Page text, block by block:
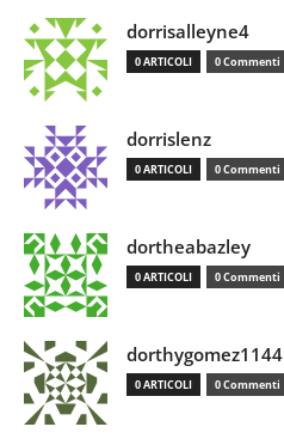
dorrisalleyne4
0 ARTICOLI 0 Commenti
dorrislenz
0 ARTICOLI 0 Commenti
dortheabazley
0 ARTICOLI 0 Commenti
dorthygomez1144
0 ARTICOLI 0 Commenti